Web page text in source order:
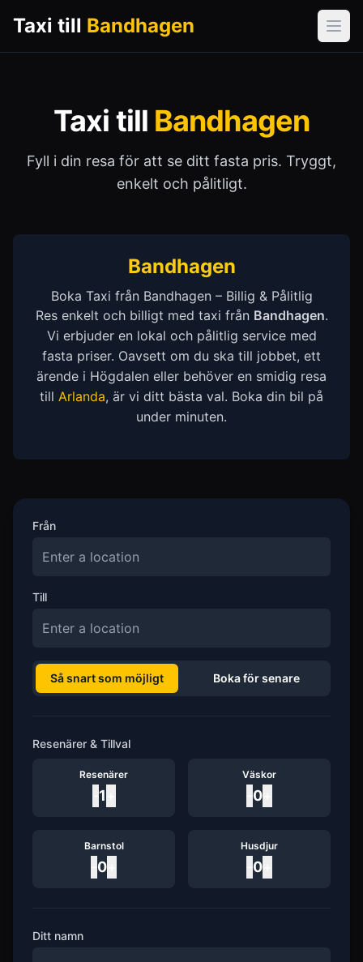
Taxi till Bandhagen
Taxi till Bandhagen
Fyll i din resa för att se ditt fasta pris. Tryggt,
enkelt och pålitligt.
Bandhagen
Boka Taxi från Bandhagen – Billig & Pålitlig
Res enkelt och billigt med taxi från Bandhagen.
Vi erbjuder en lokal och pålitlig service med
fasta priser. Oavsett om du ska till jobbet, ett
ärende i Högdalen eller behöver en smidig resa
till Arlanda, är vi ditt bästa val. Boka din bil på
under minuten.
Från
Till
Så snart som möjligt Boka för senare
Resenärer & Tillval
Resenärer
1
Väskor
0
Barnstol
0
Husdjur
0
Ditt namn